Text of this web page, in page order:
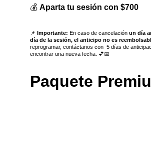
💰 Aparta tu sesión con $700
📌 Importante: En caso de cancelación un día
día de la sesión, el anticipo no es
reprogramar, contáctanos con  5 días de
encontrar una nueva fecha. 💕📅
Paquete